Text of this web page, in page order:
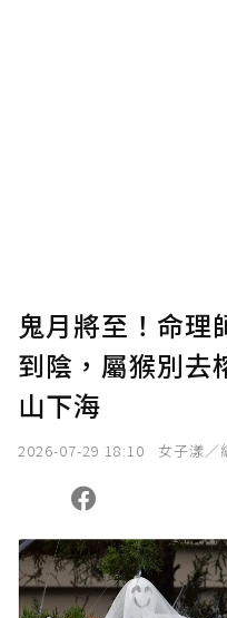
鬼月將至！命理
到陰，屬猴別去
山下海
2026-07-29 18:10 女子漾／